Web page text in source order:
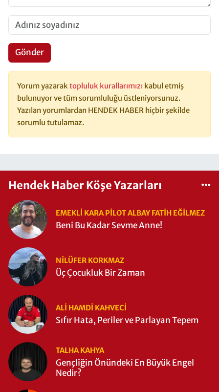
Gönder
Yorum yazarak topluluk kurallarımızı kabul etmiş
bulunuyor ve tüm sorumluluğu üstleniyorsunuz.
Yazılan yorumlardan HENDEK HABER hiçbir şekilde
sorumlu tutulamaz.
Hendek Haber Köşe Yazarları
EMEKLI KARA PILOT ALBAY FATIH EĞİLMEZ
Beni Bu Kadar Sevme Anne!
NILÜFER KORKMAZ
Üç Çocukluk Bir Zaman
ALI HAMDI KAHVECİ
Sıfır Hata, Periler ve Parlayan Tepem
TALHA KAHYA
Gençliğin Önündeki En Büyük Engel
Nedir?